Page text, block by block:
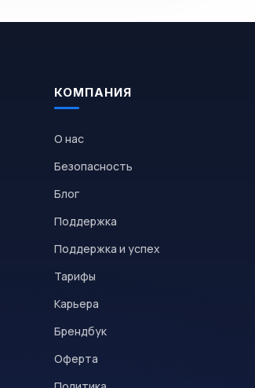
КОМПАНИЯ
О нас
Безопасность
Блог
Поддержка
Поддержка и успех
Тарифы
Карьера
Брендбук
Оферта